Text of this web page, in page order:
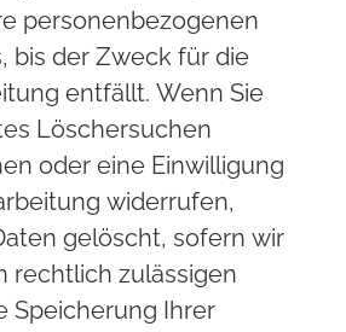
personenbezogenen
bis der Zweck für die
entfällt. Wenn Sie
Löschersuchen
oder eine Einwilligung
widerrufen,
gelöscht, sofern wir
rechtlich zulässigen
Speicherung Ihrer